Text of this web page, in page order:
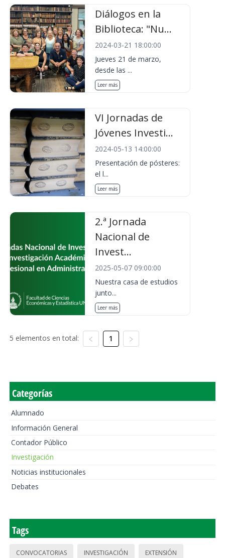
Diálogos en la
Biblioteca: "Nu...
2024-03-21 18:00:00
Jueves 21 de marzo,
desde las ...
Leer más
VI Jornadas de
Jóvenes Investi...
2024-05-13 14:00:00
Presentación de pósteres:
el l...
Leer más
2.ª Jornada
Nacional de
Invest...
2025-05-07 09:00:00
Nuestra casa de estudios
junto...
Leer más
5 elementos en total: 1
Categorías
Alumnado
Información General
Contador Público
Investigación
Noticias institucionales
Debates
Tags
CONVOCATORIAS INVESTIGACIÓN EXTENSIÓN